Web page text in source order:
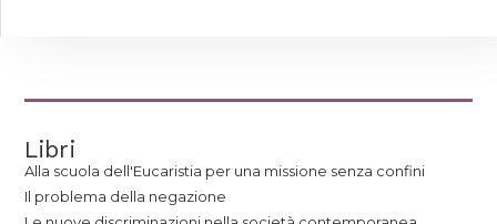
Libri
Alla scuola dell'Eucaristia per una missione senza confini
Il problema della negazione